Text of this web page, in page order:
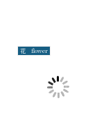
花 flower